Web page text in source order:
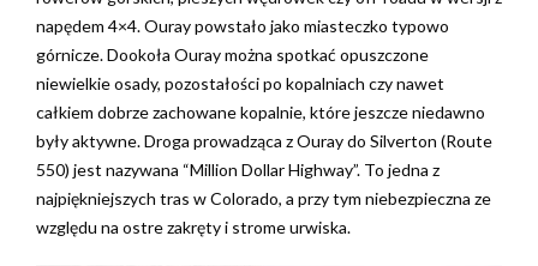
napędem 4×4. Ouray powstało jako miasteczko typowo
górnicze. Dookoła Ouray można spotkać opuszczone
niewielkie osady, pozostałości po kopalniach czy nawet
całkiem dobrze zachowane kopalnie, które jeszcze niedawno
były aktywne. Droga prowadząca z Ouray do Silverton (Route
550) jest nazywana “Million Dollar Highway”. To jedna z
najpiękniejszych tras w Colorado, a przy tym niebezpieczna ze
względu na ostre zakręty i strome urwiska.